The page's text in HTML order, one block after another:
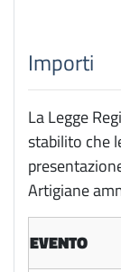
Importi
La Legge
stabilito che
Artigiane
EVENTO